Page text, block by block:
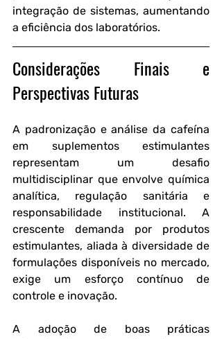
integração de sistemas, aumentando
a eficiência dos laboratórios.
Considerações Finais e
Perspectivas Futuras
A padronização e análise da cafeína
em suplementos estimulantes
representam um desafio
multidisciplinar que envolve química
analítica, regulação sanitária e
responsabilidade institucional. A
crescente demanda por produtos
estimulantes, aliada à diversidade de
formulações disponíveis no mercado,
exige um esforço contínuo de
controle e inovação.
A adoção de boas práticas